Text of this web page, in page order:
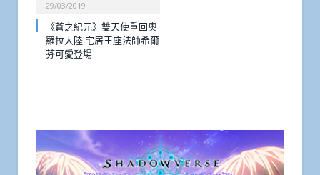
29/03/2019
《蒼之紀元》雙天使重回奧
羅拉大陸 宅居王座法師希爾
芬可愛登場